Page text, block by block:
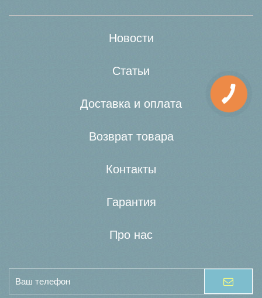
Новости
Статьи
Доставка и оплата
Возврат товара
Контакты
Гарантия
Про нас